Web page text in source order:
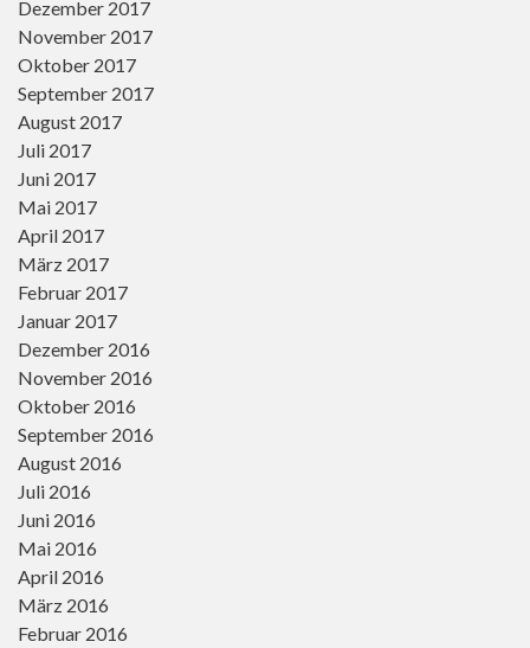
Dezember 2017
November 2017
Oktober 2017
September 2017
August 2017
Juli 2017
Juni 2017
Mai 2017
April 2017
März 2017
Februar 2017
Januar 2017
Dezember 2016
November 2016
Oktober 2016
September 2016
August 2016
Juli 2016
Juni 2016
Mai 2016
April 2016
März 2016
Februar 2016